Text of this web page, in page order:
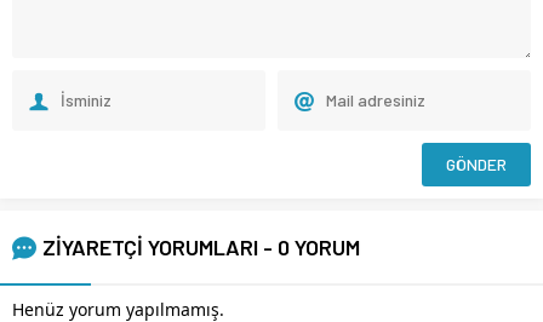
ZİYARETÇİ YORUMLARI - 0 YORUM
Henüz yorum yapılmamış.